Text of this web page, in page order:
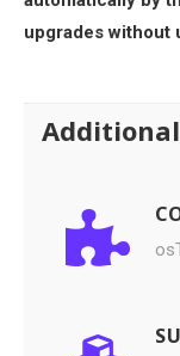
upgrades without